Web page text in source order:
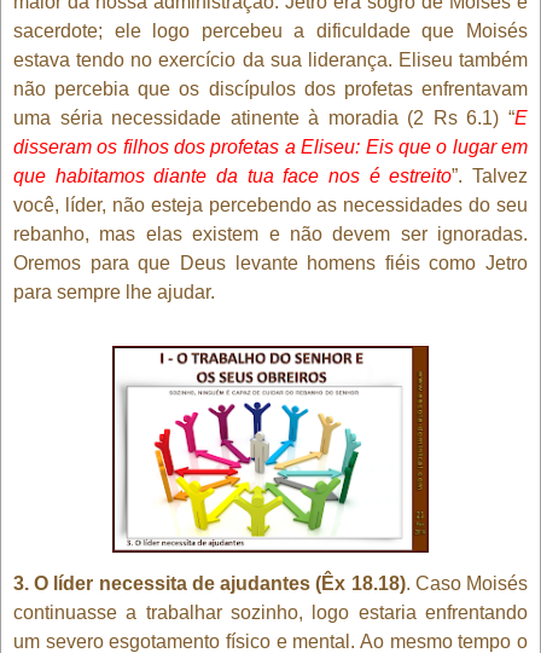
sacerdote; ele logo percebeu a dificuldade que Moisés
estava tendo no exercício da sua liderança. Eliseu também
não percebia que os discípulos dos profetas enfrentavam
uma séria necessidade atinente à moradia (2 Rs 6.1) “E
disseram os filhos dos profetas a Eliseu: Eis que o lugar em
que habitamos diante da tua face nos é estreito”. Talvez
você, líder, não esteja percebendo as necessidades do seu
rebanho, mas elas existem e não devem ser ignoradas.
Oremos para que Deus levante homens fiéis como Jetro
para sempre lhe ajudar.
3. O líder necessita de ajudantes (Êx 18.18). Caso Moisés
continuasse a trabalhar sozinho, logo estaria enfrentando
um severo esgotamento físico e mental. Ao mesmo tempo o